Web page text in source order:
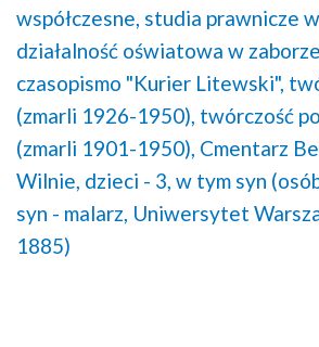
współczesne, studia prawnicze
działalność oświatowa w
czasopismo "Kurier Litewski",
(zmarli 1926-1950), twórczość
(zmarli 1901-1950), Cmentarz
Wilnie, dzieci - 3, w tym syn
syn - malarz, Uniwersytet
1885)